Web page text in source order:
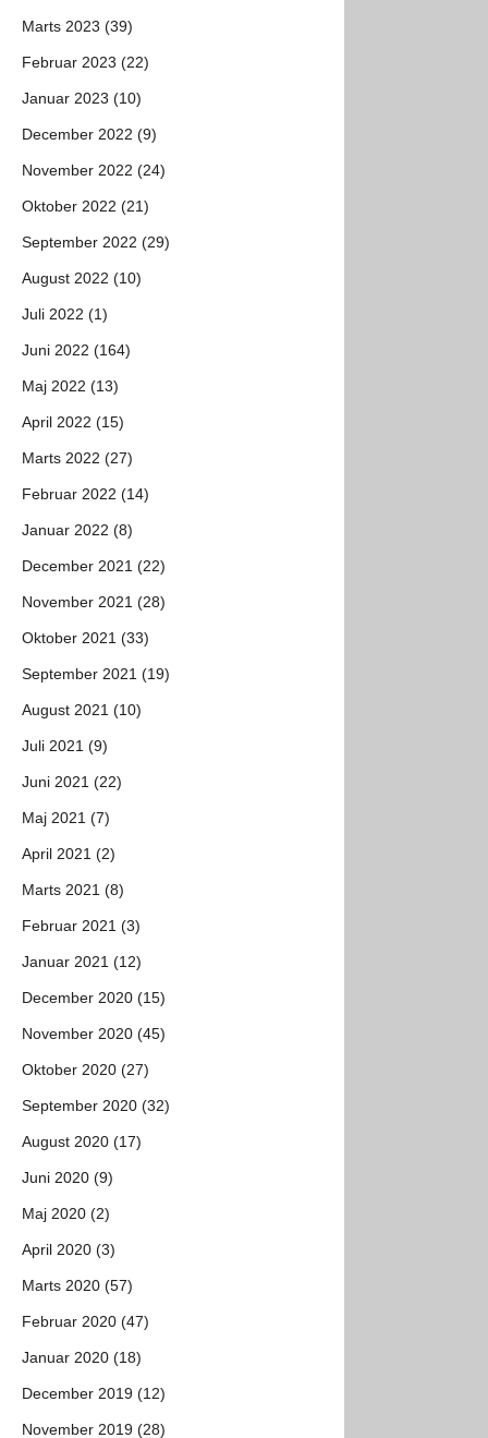
Marts 2023 (39)
Februar 2023 (22)
Januar 2023 (10)
December 2022 (9)
November 2022 (24)
Oktober 2022 (21)
September 2022 (29)
August 2022 (10)
Juli 2022 (1)
Juni 2022 (164)
Maj 2022 (13)
April 2022 (15)
Marts 2022 (27)
Februar 2022 (14)
Januar 2022 (8)
December 2021 (22)
November 2021 (28)
Oktober 2021 (33)
September 2021 (19)
August 2021 (10)
Juli 2021 (9)
Juni 2021 (22)
Maj 2021 (7)
April 2021 (2)
Marts 2021 (8)
Februar 2021 (3)
Januar 2021 (12)
December 2020 (15)
November 2020 (45)
Oktober 2020 (27)
September 2020 (32)
August 2020 (17)
Juni 2020 (9)
Maj 2020 (2)
April 2020 (3)
Marts 2020 (57)
Februar 2020 (47)
Januar 2020 (18)
December 2019 (12)
November 2019 (28)